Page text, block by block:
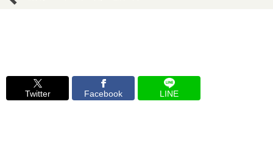
Twitter Facebook LINE